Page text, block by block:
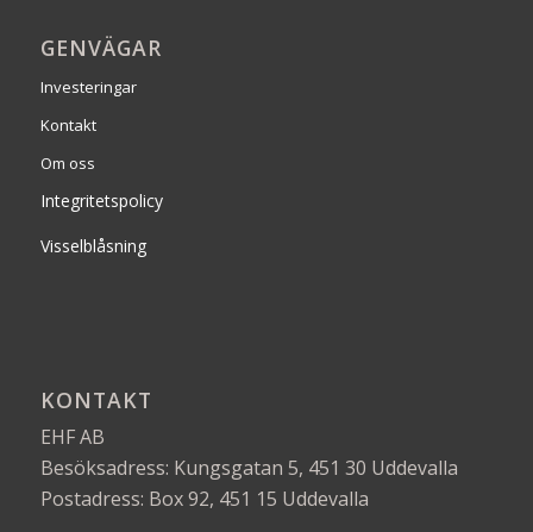
GENVÄGAR
Investeringar
Kontakt
Om oss
Integritetspolicy
Visselblåsning
KONTAKT
EHF AB
Besöksadress: Kungsgatan 5, 451 30 Uddevalla
Postadress: Box 92, 451 15 Uddevalla